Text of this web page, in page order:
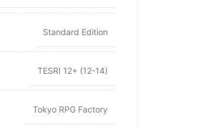
Standard Edition
TESRI 12+ (12-14)
Tokyo RPG Factory